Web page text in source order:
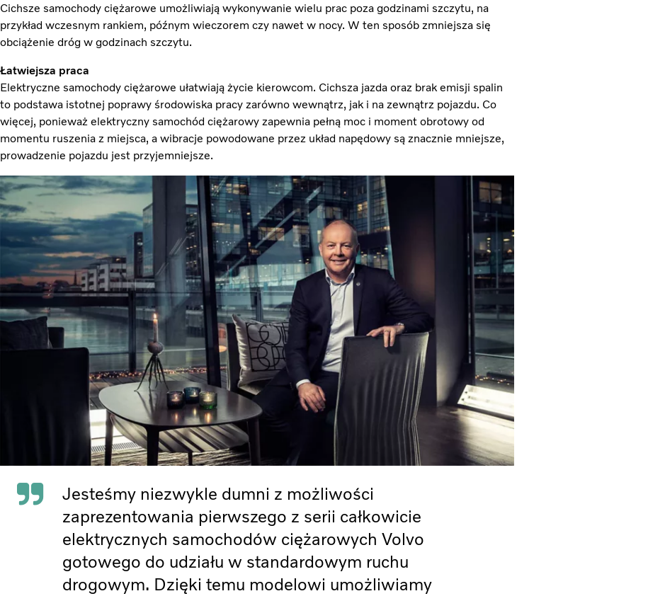
Cichsze samochody ciężarowe umożliwiają wykonywanie wielu prac poza godzinami szczytu, na
przykład wczesnym rankiem, późnym wieczorem czy nawet w nocy. W ten sposób zmniejsza się
obciążenie dróg w godzinach szczytu.
Łatwiejsza praca
Elektryczne samochody ciężarowe ułatwiają życie kierowcom. Cichsza jazda oraz brak emisji spalin
to podstawa istotnej poprawy środowiska pracy zarówno wewnątrz, jak i na zewnątrz pojazdu. Co
więcej, ponieważ elektryczny samochód ciężarowy zapewnia pełną moc i moment obrotowy od
momentu ruszenia z miejsca, a wibracje powodowane przez układ napędowy są znacznie mniejsze,
prowadzenie pojazdu jest przyjemniejsze.
Jesteśmy niezwykle dumni z możliwości
zaprezentowania pierwszego z serii całkowicie
elektrycznych samochodów ciężarowych Volvo
gotowego do udziału w standardowym ruchu
drogowym. Dzięki temu modelowi umożliwiamy